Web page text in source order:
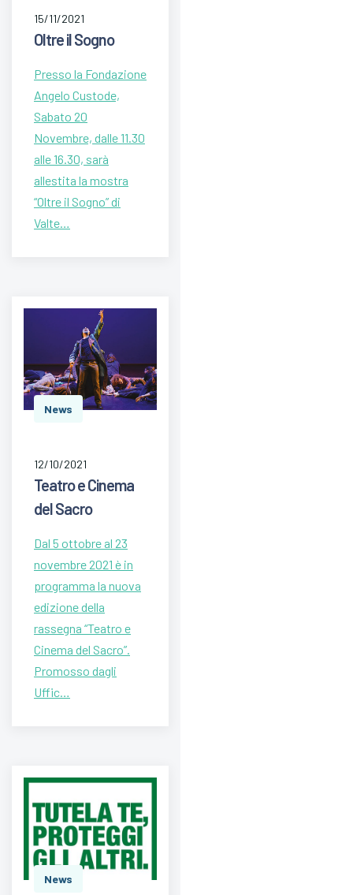
15/11/2021
Oltre il Sogno
Presso la Fondazione
Angelo Custode,
Sabato 20
Novembre, dalle 11.30
alle 16.30, sarà
allestita la mostra
“Oltre il Sogno” di
Valte…
News
12/10/2021
Teatro e Cinema
del Sacro
Dal 5 ottobre al 23
novembre 2021 è in
programma la nuova
edizione della
rassegna “Teatro e
Cinema del Sacro”.
Promosso dagli
Uffic…
News